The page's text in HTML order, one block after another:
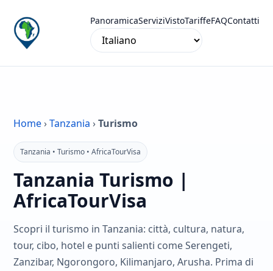
PanoramicaServiziVistoTariffeFAQContatti
Home ›Tanzania ›Turismo
Tanzania • Turismo • AfricaTourVisa
Tanzania Turismo |
AfricaTourVisa
Scopri il turismo in Tanzania: città, cultura, natura,
tour, cibo, hotel e punti salienti come Serengeti,
Zanzibar, Ngorongoro, Kilimanjaro, Arusha. Prima di